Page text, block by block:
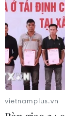
vietnamplus.vn